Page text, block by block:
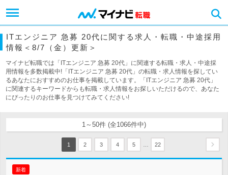
ITエンジニア 急募 20代に関する求人・転職・中途採用
情報＜8/7（金）更新＞
マイナビ転職では「ITエンジニア 急募 20代」に関連する転職・求人・中途採
用情報を多数掲載中!「ITエンジニア 急募 20代」の転職・求人情報を探してい
るあなたにおすすめのお仕事を掲載しています。「ITエンジニア 急募 20代」
に関連するキーワードからも転職・求人情報をお探しいただけるので、あなた
にぴったりのお仕事を見つけてみてください!
1～50件 (全1066件中)
1 2 3 4 5 22
新着